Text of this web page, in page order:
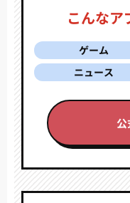
こんなア
ゲーム
ニュース